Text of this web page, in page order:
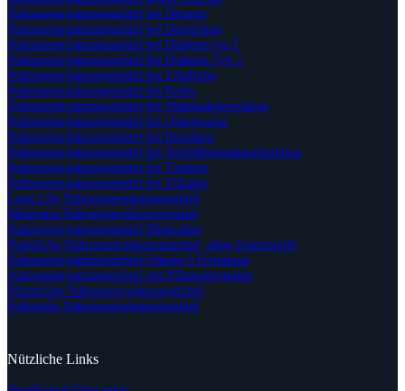
Nahrungsergänzungsmittel bei Demenz
Nahrungsergänzungsmittel bei Depression
Nahrungsergänzungsmittel bei Diabetes typ 1
Nahrungsergänzungsmittel bei Diabetes Typ 2
Nahrungsergänzungsmittel bei Erkältung
Nahrungsergänzungsmittel bei Krebs
Nahrungsergänzungsmittel bei Makuladegeneration
Nahrungsergänzungsmittel bei Osteoporose
Nahrungsergänzungsmittel bei Reizdarm
Nahrungsergänzungsmittel bei Schilddrüsenunterfunktion
Nahrungsergänzungsmittel bei Tinnitus
Nahrungsergänzungsmittel bei Zöliakie
Long Life Nahrungsergänzungsmittel
Melatonin Nahrungsergänzungsmittel
Nahrungsergänzungsmittel Mineralien
Natürliche Nahrungsergänzungsmittel, ohne Zusatzstoffe
Nahrungsergänzungsmittel Omega-3 Fettsäuren
Nahrungsergänzungsmittel mit Pflanzenextrakte
Pflanzliche Nahrungsergänzungsmittel
Präbiotika Nahrungsergänzungsmittel
Nützliche Links